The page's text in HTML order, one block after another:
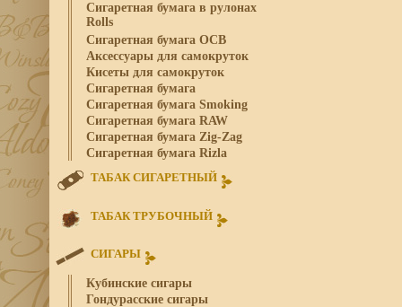
Сигаретная бумага в рулонах
Rolls
Сигаретная бумага OCB
Аксессуары для самокруток
Кисеты для самокруток
Сигаретная бумага
Сигаретная бумага Smoking
Сигаретная бумага RAW
Сигаретная бумага Zig-Zag
Сигаретная бумага Rizla
ТАБАК СИГАРЕТНЫЙ
ТАБАК ТРУБОЧНЫЙ
СИГАРЫ
Кубинские сигары
Гондурасские сигары